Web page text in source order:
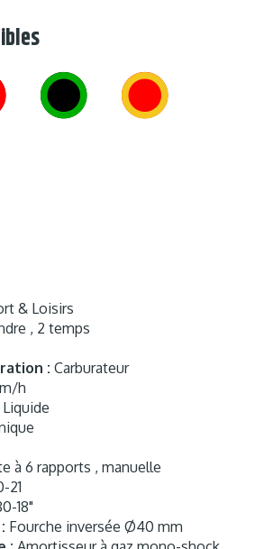
& Loisirs
, 2 temps
: Carburateur
h
Liquide
à 6 rapports , manuelle
21
18"
Fourche inversée Ø40 mm